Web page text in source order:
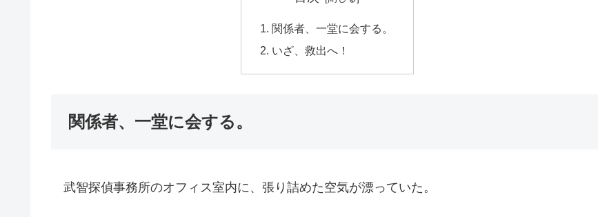
関係者、一堂に会する。
いざ、救出へ！
関係者、一堂に会する。
武智探偵事務所のオフィス室内に、張り詰めた空気が漂っていた。